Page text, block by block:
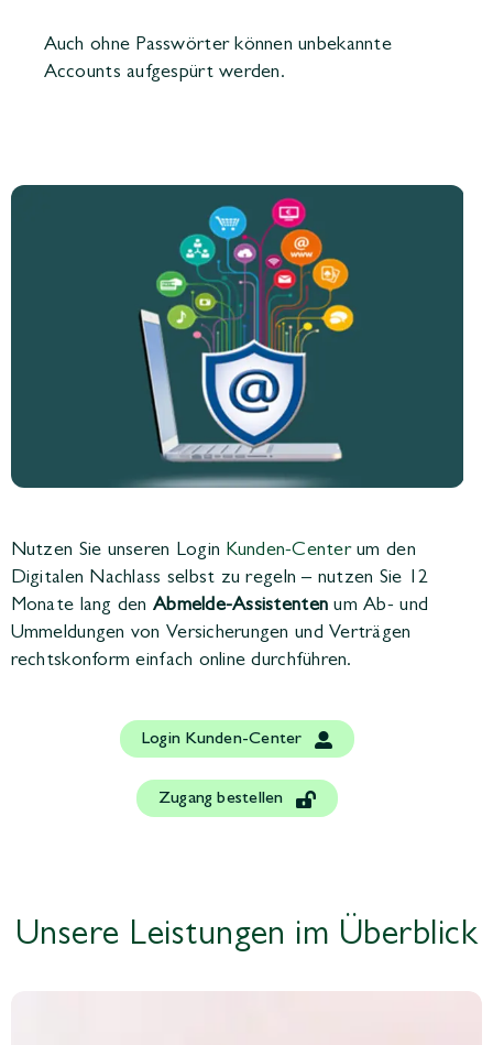
Auch ohne Passwörter können unbekannte
Accounts aufgespürt werden.
Nutzen Sie unseren Login Kunden-Centerum den
Digitalen Nachlass selbst zu regeln – nutzen Sie 12
Monate lang den Abmelde-Assistenten um Ab- und
Ummeldungen von Versicherungen und Verträgen
rechtskonform einfach online durchführen.
Login Kunden-Center
Zugang bestellen
Unsere Leistungen im Überblick